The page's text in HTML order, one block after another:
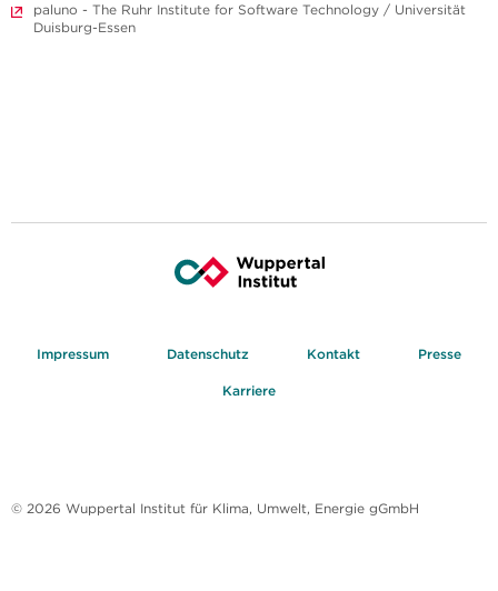
paluno - The Ruhr Institute for Software Technology / Universität
Duisburg-Essen
Impressum Datenschutz Kontakt Presse
Karriere
© 2026 Wuppertal Institut für Klima, Umwelt, Energie gGmbH